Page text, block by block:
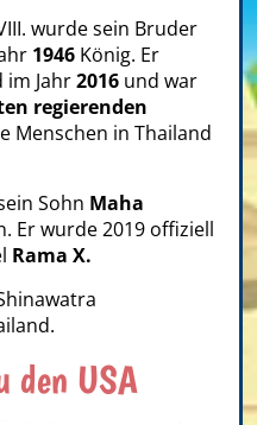
wurde sein Bruder
1946 König. Er
im Jahr2016 und war
regierenden
Menschen in Thailand
Sohn Maha
Er wurde 2019 offiziell
Rama X.
den USA